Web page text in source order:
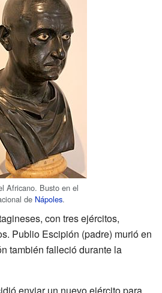
Africano. Busto en el
de Nápoles.
con tres ejércitos,
Publio Escipión (padre) murió en
también falleció durante la
enviar un nuevo ejército para